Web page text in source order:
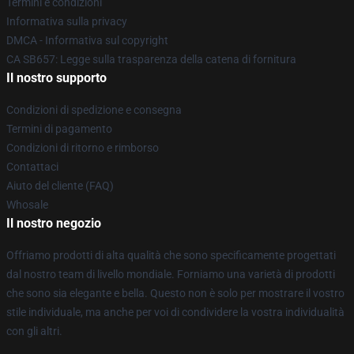
Informativa sulla privacy
DMCA - Informativa sul copyright
CA SB657: Legge sulla trasparenza della catena di fornitura
Il nostro supporto
Condizioni di spedizione e consegna
Termini di pagamento
Condizioni di ritorno e rimborso
Contattaci
Aiuto del cliente (FAQ)
Whosale
Il nostro negozio
Offriamo prodotti di alta qualità che sono specificamente progettati
dal nostro team di livello mondiale. Forniamo una varietà di prodotti
che sono sia elegante e bella. Questo non è solo per mostrare il vostro
stile individuale, ma anche per voi di condividere la vostra individualità
con gli altri.